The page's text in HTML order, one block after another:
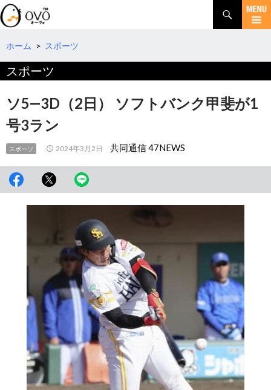
検
索
コ
テ
へ
ホーム > スポーツ
スポーツ
ソ5―3D（2日） ソフトバンク甲斐が1
号3ラン
スポーツ 2024年3月2日 共同通信 47NEWS